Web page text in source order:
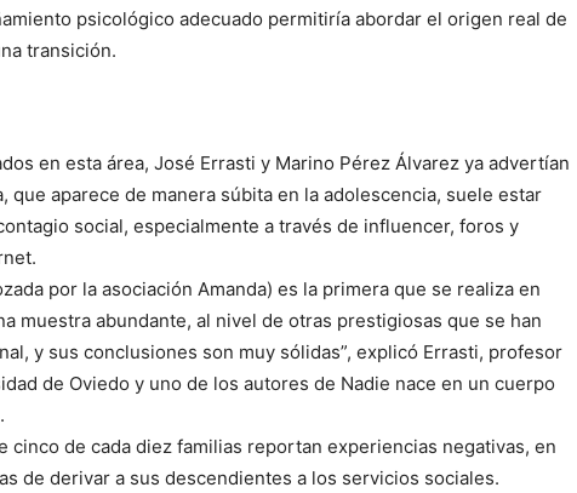
psicológico adecuado permitiría abordar el origen real de
transición.
en esta área, José Errasti y Marino Pérez Álvarez ya advertían
que aparece de manera súbita en la adolescencia, suele estar
social, especialmente a través de influencer, foros y
por la asociación Amanda) es la primera que se realiza en
muestra abundante, al nivel de otras prestigiosas que se han
y sus conclusiones son muy sólidas”, explicó Errasti, profesor
de Oviedo y uno de los autores de Nadie nace en un cuerpo
cinco de cada diez familias reportan experiencias negativas, en
de derivar a sus descendientes a los servicios sociales.